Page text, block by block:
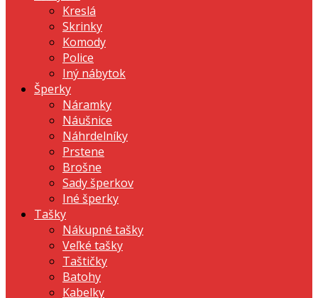
Kreslá
Skrinky
Komody
Police
Iný nábytok
Šperky
Náramky
Náušnice
Náhrdelníky
Prstene
Brošne
Sady šperkov
Iné šperky
Tašky
Nákupné tašky
Veľké tašky
Taštičky
Batohy
Kabelky